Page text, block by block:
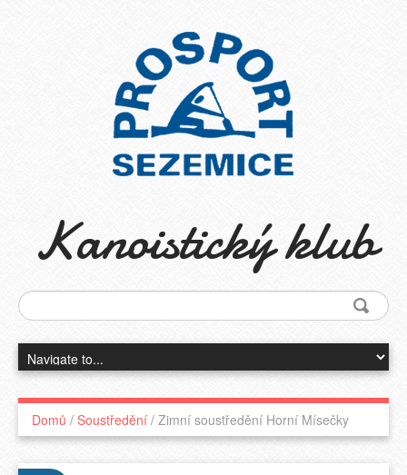
Kanoistický klub
Domů / Soustředění / Zimní soustředění Horní Mísečky